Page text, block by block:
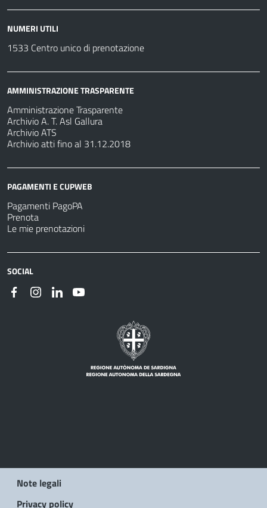
NUMERI UTILI
1533 Centro unico di prenotazione
AMMINISTRAZIONE TRASPARENTE
Amministrazione Trasparente
Archivio A. T. Asl Gallura
Archivio ATS
Archivio atti fino al 31.12.2018
PAGAMENTI E CUPWEB
Pagamenti PagoPA
Prenota
Le mie prenotazioni
SOCIAL
Note legali
Privacy policy